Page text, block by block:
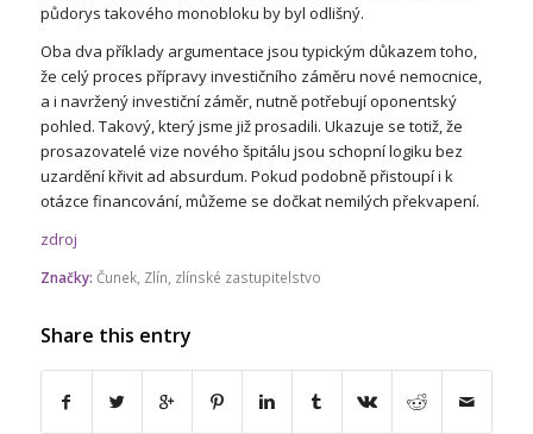
půdorys takového monobloku by byl odlišný.
Oba dva příklady argumentace jsou typickým důkazem toho,
že celý proces přípravy investičního záměru nové nemocnice,
a i navržený investiční záměr, nutně potřebují oponentský
pohled. Takový, který jsme již prosadili. Ukazuje se totiž, že
prosazovatelé vize nového špitálu jsou schopní logiku bez
uzardění křivit ad absurdum. Pokud podobně přistoupí i k
otázce financování, můžeme se dočkat nemilých překvapení.
zdroj
Značky: Čunek, Zlín zlínské zastupitelstvo
Share this entry